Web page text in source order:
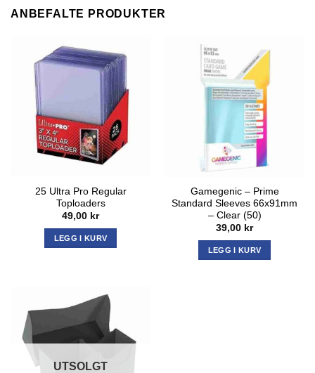
ANBEFALTE PRODUKTER
25 Ultra Pro Regular
Toploaders
49,00 kr
LEGG I KURV
Gamegenic – Prime
Standard Sleeves 66x91mm
– Clear (50)
39,00 kr
LEGG I KURV
UTSOLGT